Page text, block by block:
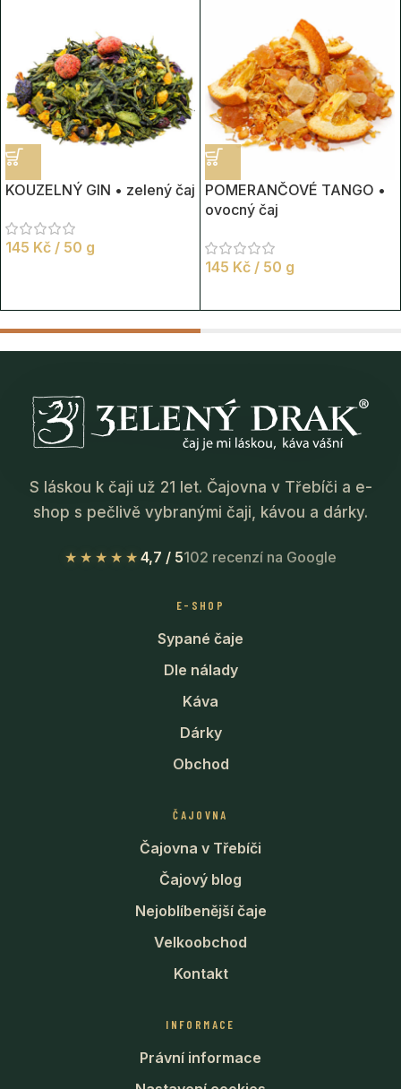
KOUZELNÝ GIN • zelený čaj
145 Kč / 50 g
POMERANČOVÉ TANGO •
ovocný čaj
145 Kč / 50 g
S láskou k čaji už 21 let. Čajovna v Třebíči a e-
shop s pečlivě vybranými čaji, kávou a dárky.
★★★★★ 4,7 / 5102 recenzí na Google
E-SHOP
Sypané čaje
Dle nálady
Káva
Dárky
Obchod
ČAJOVNA
Čajovna v Třebíči
Čajový blog
Nejoblíbenější čaje
Velkoobchod
Kontakt
INFORMACE
Právní informace